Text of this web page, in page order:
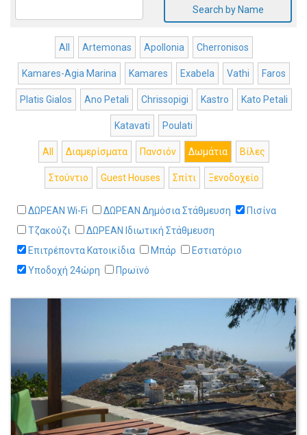
Search by Name
All Artemonas Apollonia Cherronisos
Kamares-Agia Marina Kamares Exabela Vathi Faros
Platis Gialos Ano Petali Chrissopigi Kastro Kato Petali
Katavati Poulati
All Διαμερίσματα Πανσιόν Δωμάτια Βίλες
Στούντιο Guest Houses Σπίτι Ξενοδοχείο
ΔΩΡΕΑΝ Wi-Fi ΔΩΡΕΑΝ Δημόσια Στάθμευση
Πισίνα
Τζακούζι
ΔΩΡΕΑΝ Ιδιωτική Στάθμευση
Επιτρέποντα Κατοικίδια
Μπάρ
Εστιατόριο
Υποδοχή 24ώρη
Πρωϊνό